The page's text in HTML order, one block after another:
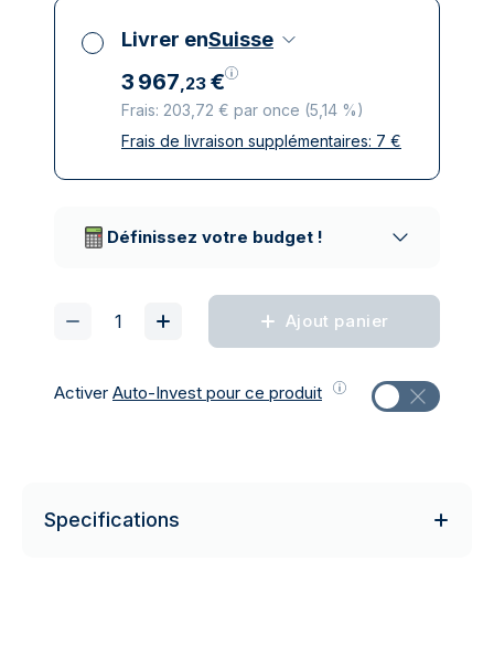
Livrer enSuisse
3 967,23 €
Frais: 203,72 € par once (5,14 %)
Toutes taxes comprises
Frais de livraison supplémentaires: 7 €
Définissez votre budget !
Ajout panier
Activer Auto-Invest pour ce produit
Specifications